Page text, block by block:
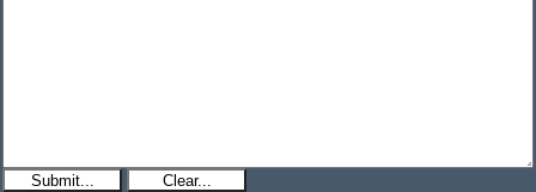
Submit... Clear...